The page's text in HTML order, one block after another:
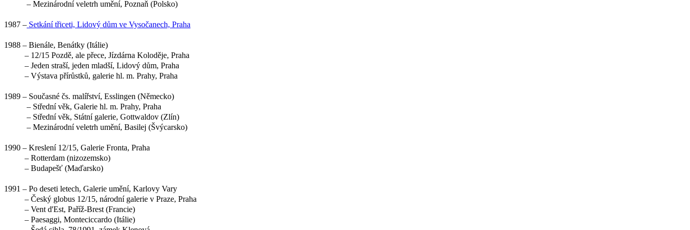
– Mezinárodní veletrh umění, Poznaň (Polsko)
1987 – Setkání třiceti, Lidový dům ve Vysočanech, Praha
1988 – Bienále, Benátky (Itálie)
– 12/15 Pozdě, ale přece, Jízdárna Koloděje, Praha
– Jeden straší, jeden mladší, Lidový dům, Praha
– Výstava přírůstků, galerie hl. m. Prahy, Praha
1989 – Současné čs. malířství, Esslingen (Německo)
– Střední věk, Galerie hl. m. Prahy, Praha
– Střední věk, Státní galerie, Gottwaldov (Zlín)
– Mezinárodní veletrh umění, Basilej (Švýcarsko)
1990 – Kreslení 12/15, Galerie Fronta, Praha
– Rotterdam (nizozemsko)
– Budapešť (Maďarsko)
1991 – Po deseti letech, Galerie umění, Karlovy Vary
– Český globus 12/15, národní galerie v Praze, Praha
– Vent d'Est, Paříž-Brest (Francie)
– Paesaggi, Monteciccardo (Itálie)